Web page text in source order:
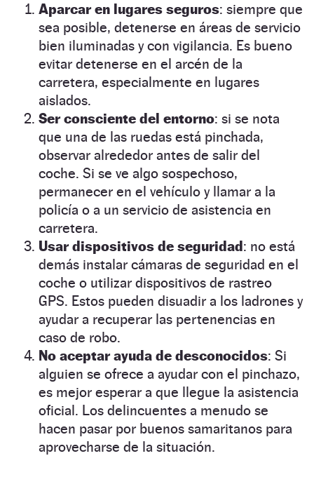
Aparcar en lugares seguros: siempre que
sea posible, detenerse en áreas de servicio
bien iluminadas y con vigilancia. Es bueno
evitar detenerse en el arcén de la
carretera, especialmente en lugares
aislados.
Ser consciente del entorno: si se nota
que una de las ruedas está pinchada,
observar alrededor antes de salir del
coche. Si se ve algo sospechoso,
permanecer en el vehículo y llamar a la
policía o a un servicio de asistencia en
carretera.
Usar dispositivos de seguridad: no está
demás instalar cámaras de seguridad en el
coche o utilizar dispositivos de rastreo
GPS. Estos pueden disuadir a los ladrones y
ayudar a recuperar las pertenencias en
caso de robo.
No aceptar ayuda de desconocidos: Si
alguien se ofrece a ayudar con el pinchazo,
es mejor esperar a que llegue la asistencia
oficial. Los delincuentes a menudo se
hacen pasar por buenos samaritanos para
aprovecharse de la situación.